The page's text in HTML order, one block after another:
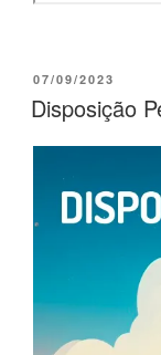
07/09/2023
Disposição